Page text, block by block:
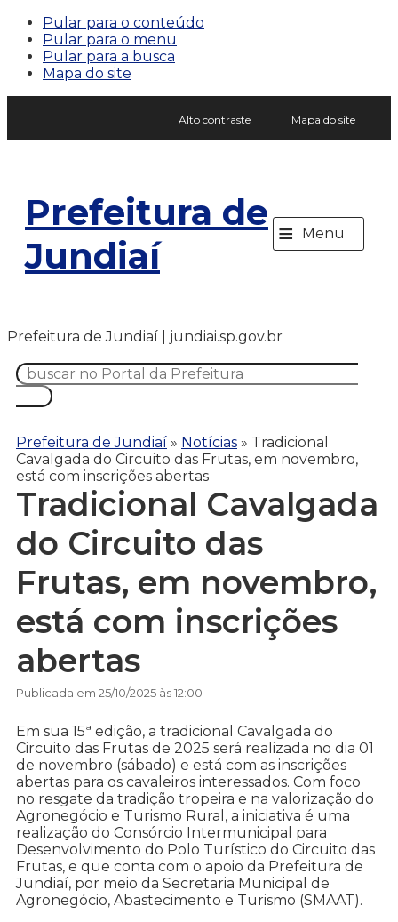
Pular para o conteúdo
Pular para o menu
Pular para a busca
Mapa do site
Alto contraste Mapa do site
Prefeitura de
Jundiaí
≡ Menu
Prefeitura de Jundiaí | jundiai.sp.gov.br
Prefeitura de Jundiaí » Notícias » Tradicional
Cavalgada do Circuito das Frutas, em novembro,
está com inscrições abertas
Tradicional Cavalgada
do Circuito das
Frutas, em novembro,
está com inscrições
abertas
Publicada em 25/10/2025 às 12:00
Em sua 15ª edição, a tradicional Cavalgada do
Circuito das Frutas de 2025 será realizada no dia 01
de novembro (sábado) e está com as inscrições
abertas para os cavaleiros interessados. Com foco
no resgate da tradição tropeira e na valorização do
Agronegócio e Turismo Rural, a iniciativa é uma
realização do Consórcio Intermunicipal para
Desenvolvimento do Polo Turístico do Circuito das
Frutas, e que conta com o apoio da Prefeitura de
Jundiaí, por meio da Secretaria Municipal de
Agronegócio, Abastecimento e Turismo (SMAAT).